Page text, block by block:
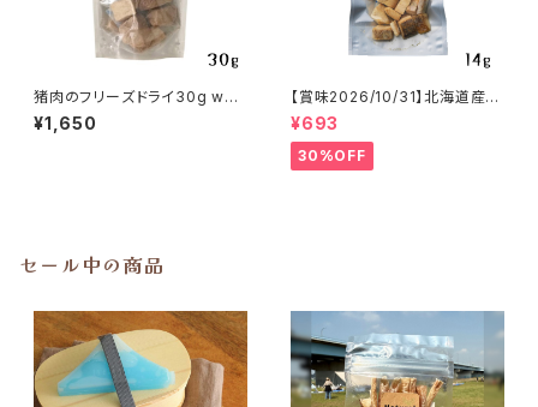
猪肉のフリーズドライ30g whit
efox
¥1,650
【賞味2026/10/31】北海道産
真ホッケのフリーズドライ 14g
whitefox
¥693
30%OFF
セール中の商品